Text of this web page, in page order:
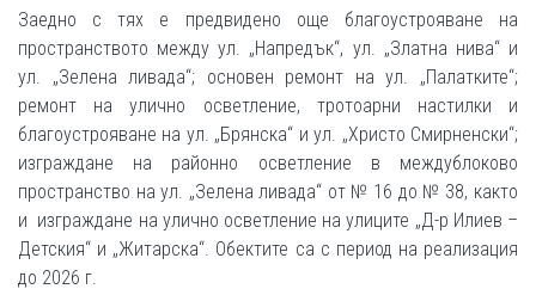
Заедно с тях е предвидено още благоустрояване на
пространството между ул. „Напредък“, ул. „Златна нива“ и
ул. „Зелена ливада“; основен ремонт на ул. „Палатките“;
ремонт на улично осветление, тротоарни настилки и
благоустрояване на ул. „Брянска“ и ул. „Христо Смирненски“;
изграждане на районно осветление в междублоково
пространство на ул. „Зелена ливада“ от № 16 до № 38, както
и изграждане на улично осветление на улиците „Д-р Илиев –
Детския“ и „Житарска“. Обектите са с период на реализация
до 2026 г.